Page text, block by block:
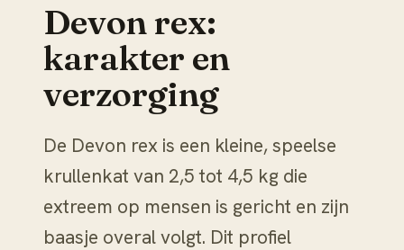
Devon rex:
karakter en
verzorging
De Devon rex is een kleine, speelse
krullenkat van 2,5 tot 4,5 kg die
extreem op mensen is gericht en zijn
baasje overal volgt. Dit profiel